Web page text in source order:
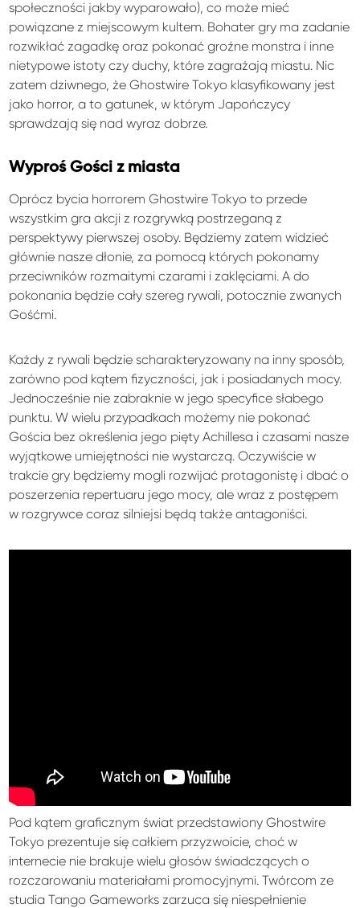
społeczności jakby wyparowało), co może mieć
powiązane z miejscowym kultem. Bohater gry ma zadanie
rozwikłać zagadkę oraz pokonać groźne monstra i inne
nietypowe istoty czy duchy, które zagrażają miastu. Nic
zatem dziwnego, że Ghostwire Tokyo klasyfikowany jest
jako horror, a to gatunek, w którym Japończycy
sprawdzają się nad wyraz dobrze.
Wyproś Gości z miasta
Oprócz bycia horrorem Ghostwire Tokyo to przede
wszystkim gra akcji z rozgrywką postrzeganą z
perspektywy pierwszej osoby. Będziemy zatem widzieć
głównie nasze dłonie, za pomocą których pokonamy
przeciwników rozmaitymi czarami i zaklęciami. A do
pokonania będzie cały szereg rywali, potocznie zwanych
Gośćmi.
Każdy z rywali będzie scharakteryzowany na inny sposób,
zarówno pod kątem fizyczności, jak i posiadanych mocy.
Jednocześnie nie zabraknie w jego specyfice słabego
punktu. W wielu przypadkach możemy nie pokonać
Gościa bez określenia jego pięty Achillesa i czasami nasze
wyjątkowe umiejętności nie wystarczą. Oczywiście w
trakcie gry będziemy mogli rozwijać protagonistę i dbać o
poszerzenia repertuaru jego mocy, ale wraz z postępem
w rozgrywce coraz silniejsi będą także antagoniści.
Pod kątem graficznym świat przedstawiony Ghostwire
Tokyo prezentuje się całkiem przyzwoicie, choć w
internecie nie brakuje wielu głosów świadczących o
rozczarowaniu materiałami promocyjnymi. Twórcom ze
studia Tango Gameworks zarzuca się niespełnienie